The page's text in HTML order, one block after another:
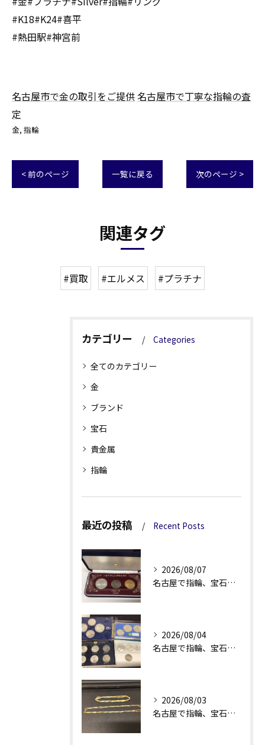
#K18#K24#喜平
#熱田駅#神宮前
名古屋市で金の取引をご提供 名古屋市で丁寧な指輪の査
定
金 指輪
< 前のページ 一覧に戻る 次のページ >
関連タグ
#買取 #エルメス #プラチナ
カテゴリー Categories
全てのカテゴリー
金
ブランド
宝石
貴金属
指輪
最近の投稿 Recent Posts
2026/08/07
名古屋で指輪、宝石買取なら当店で！！。
2026/08/04
名古屋で指輪、宝石買取なら当店で！！。
2026/08/03
名古屋で指輪、宝石買取なら当店で！！。